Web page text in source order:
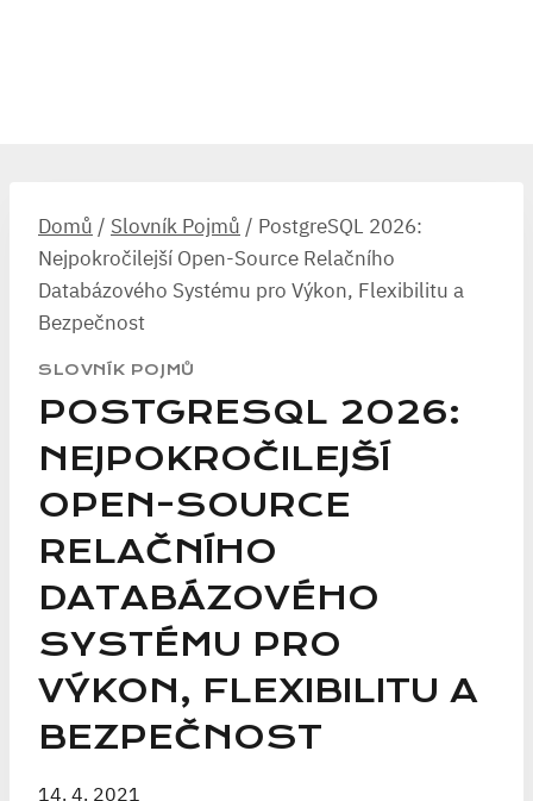
Domů / Slovník Pojmů / PostgreSQL 2026:
Nejpokročilejší Open-Source Relačního
Databázového Systému pro Výkon, Flexibilitu a
Bezpečnost
SLOVNÍK POJMŮ
POSTGRESQL 2026:
NEJPOKROČILEJŠÍ
OPEN-SOURCE
RELAČNÍHO
DATABÁZOVÉHO
SYSTÉMU PRO
VÝKON, FLEXIBILITU A
BEZPEČNOST
14. 4. 2021